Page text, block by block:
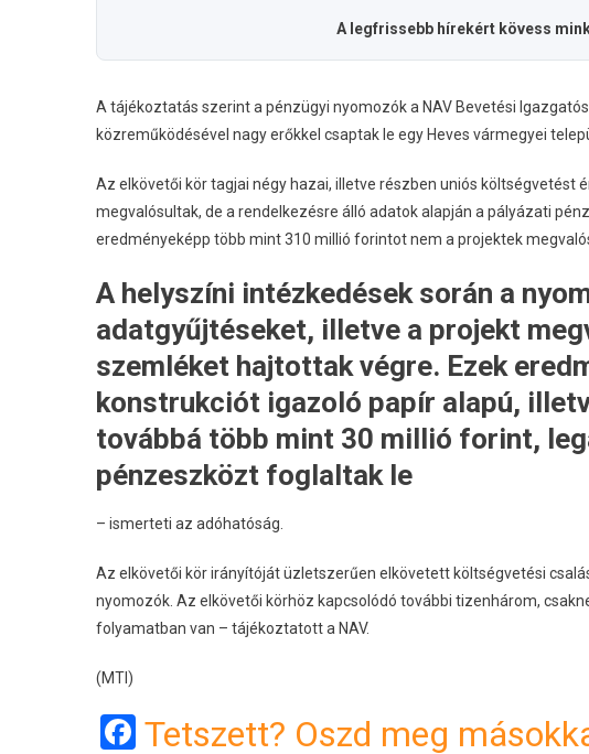
A legfrissebb hírekért kövess
A tájékoztatás szerint a pénzügyi nyomozók a NAV Bevetési
közreműködésével nagy erőkkel csaptak le egy Heves vármegyei
Az elkövetői kör tagjai négy hazai, illetve részben uniós költségvetést
megvalósultak, de a rendelkezésre álló adatok alapján a pályázati
eredményeképp több mint 310 millió forintot nem a projektek
A helyszíni intézkedések során a
adatgyűjtéseket, illetve a projekt
szemléket hajtottak végre. Ezek
konstrukciót igazoló papír alapú,
továbbá több mint 30 millió forint,
pénzeszközt foglaltak le
– ismerteti az adóhatóság.
Az elkövetői kör irányítóját üzletszerűen elkövetett költségvetési
nyomozók. Az elkövetői körhöz kapcsolódó további tizenhárom,
folyamatban van – tájékoztatott a NAV.
(MTI)
Facebook
Tetszett? Oszd meg